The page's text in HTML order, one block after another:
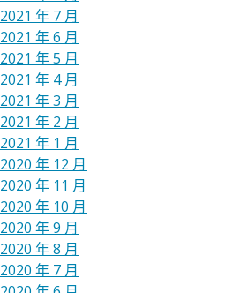
2021 年 7 月
2021 年 6 月
2021 年 5 月
2021 年 4 月
2021 年 3 月
2021 年 2 月
2021 年 1 月
2020 年 12 月
2020 年 11 月
2020 年 10 月
2020 年 9 月
2020 年 8 月
2020 年 7 月